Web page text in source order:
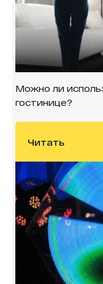
Можно ли
гостинице?
Читать